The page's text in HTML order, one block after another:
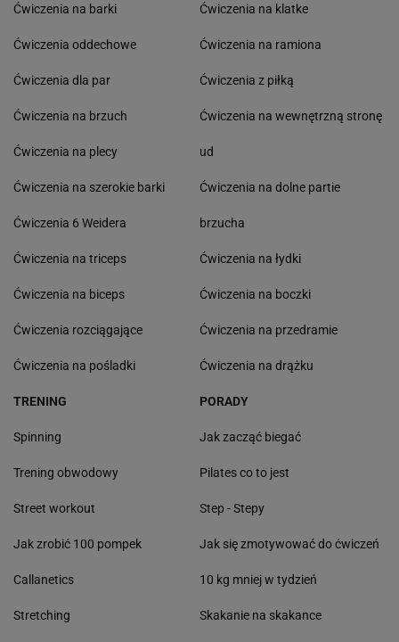
Ćwiczenia na barki
Ćwiczenia oddechowe
Ćwiczenia dla par
Ćwiczenia na brzuch
Ćwiczenia na plecy
Ćwiczenia na szerokie barki
Ćwiczenia 6 Weidera
Ćwiczenia na triceps
Ćwiczenia na biceps
Ćwiczenia rozciągające
Ćwiczenia na pośladki
Ćwiczenia na klatke
Ćwiczenia na ramiona
Ćwiczenia z piłką
Ćwiczenia na wewnętrzną stronę
ud
Ćwiczenia na dolne partie
brzucha
Ćwiczenia na łydki
Ćwiczenia na boczki
Ćwiczenia na przedramie
Ćwiczenia na drążku
TRENING
Spinning
Trening obwodowy
Street workout
Jak zrobić 100 pompek
Callanetics
Stretching
PORADY
Jak zacząć biegać
Pilates co to jest
Step - Stepy
Jak się zmotywować do ćwiczeń
10 kg mniej w tydzień
Skakanie na skakance